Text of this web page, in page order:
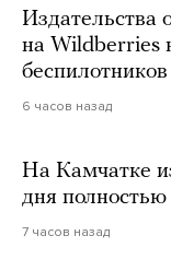
Издательства
на Wildberries
беспилотников
6 часов назад
На Камчатке
дня
7 часов назад